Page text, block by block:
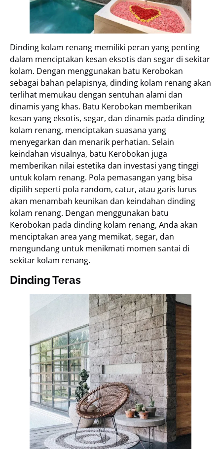
Dinding kolam renang memiliki peran yang penting
dalam menciptakan kesan eksotis dan segar di sekitar
kolam. Dengan menggunakan batu Kerobokan
sebagai bahan pelapisnya, dinding kolam renang akan
terlihat memukau dengan sentuhan alami dan
dinamis yang khas. Batu Kerobokan memberikan
kesan yang eksotis, segar, dan dinamis pada dinding
kolam renang, menciptakan suasana yang
menyegarkan dan menarik perhatian. Selain
keindahan visualnya, batu Kerobokan juga
memberikan nilai estetika dan investasi yang tinggi
untuk kolam renang. Pola pemasangan yang bisa
dipilih seperti pola random, catur, atau garis lurus
akan menambah keunikan dan keindahan dinding
kolam renang. Dengan menggunakan batu
Kerobokan pada dinding kolam renang, Anda akan
menciptakan area yang memikat, segar, dan
mengundang untuk menikmati momen santai di
sekitar kolam renang.
Dinding Teras